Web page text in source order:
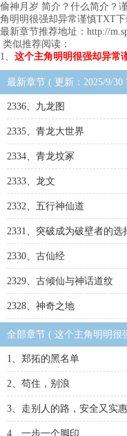
偷神月岁 简介？什么简介？
角明明很强却异常谨慎TXT
最新章节推荐地址：http://
类似推荐阅读：
1、 这个主角明明很强却异常
最新章节 ( 更新：2025/9/30
2336、九龙图
2335、青龙大世界
2334、青龙坟冢
2333、龙文
2332、五行神仙道
2331、突破成为破壁者的选
2330、古仙经
2329、古倾仙与神话道纹
2328、神奇之地
全部章节 ( 这个主角明明很
1、郑拓的黑名单
2、苟住，别浪
3、走别人的路，安全又实惠
4、一步一个脚印